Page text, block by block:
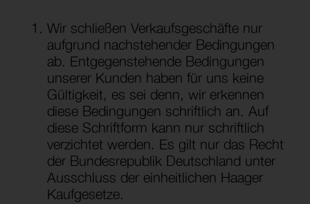
Wir schließen Verkaufsgeschäfte nur
aufgrund nachstehender Bedingungen
ab. Entgegenstehende Bedingungen
unserer Kunden haben für uns keine
Gültigkeit, es sei denn, wir erkennen
diese Bedingungen schriftlich an. Auf
diese Schriftform kann nur schriftlich
verzichtet werden. Es gilt nur das Recht
der Bundesrepublik Deutschland unter
Ausschluss der einheitlichen Haager
Kaufgesetze.